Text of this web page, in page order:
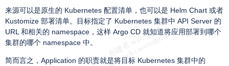
来源可以是原生的 Kubernetes 配置清单，也可以是 Helm Chart 或者
Kustomize 部署清单。目标指定了 Kubernetes 集群中 API Server 的
URL 和相关的 namespace，这样 Argo CD 就知道将应用部署到哪个
集群的哪个 namespace 中。
简而言之，Application 的职责就是将目标 Kubernetes 集群中的